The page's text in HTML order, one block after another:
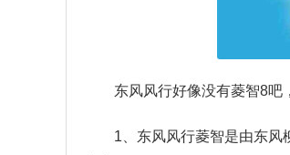
东风风行好像没有菱智8吧
1、东风风行菱智是由东风